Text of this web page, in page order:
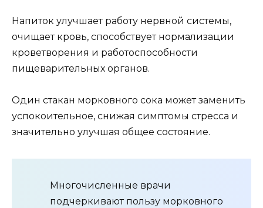
Напиток улучшает работу нервной системы,
очищает кровь, способствует нормализации
кроветворения и работоспособности
пищеварительных органов.
Один стакан морковного сока может заменить
успокоительное, снижая симптомы стресса и
значительно улучшая общее состояние.
Многочисленные врачи
подчеркивают пользу морковного